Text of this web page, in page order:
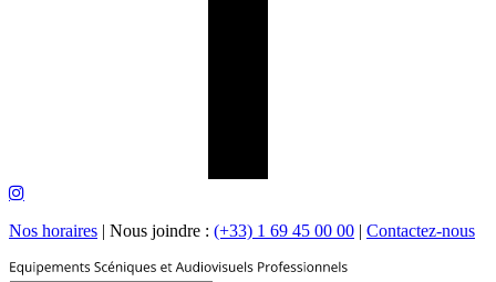
Nos horaires | Nous joindre : (+33) 1 69 45 00 00 | Contactez-nous